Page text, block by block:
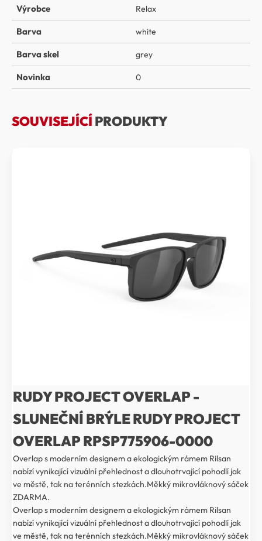
Výrobce Relax
Barva white
Barva skel grey
Novinka 0
SOUVISEJÍCÍ PRODUKTY
RUDY PROJECT OVERLAP -
SLUNEČNÍ BRÝLE RUDY PROJECT
OVERLAP RPSP775906-0000
Overlap s moderním designem a ekologickým rámem Rilsan
nabízí vynikající vizuální přehlednost a dlouhotrvající pohodlí jak
ve městě, tak na terénních stezkách.Měkký mikrovláknový sáček
ZDARMA.
Overlap s moderním designem a ekologickým rámem Rilsan
nabízí vynikající vizuální přehlednost a dlouhotrvající pohodlí jak
ve městě, tak na terénních stezkách.Měkký mikrovláknový sáček